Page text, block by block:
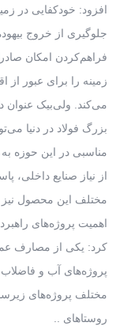
افزود: خودکفایی در
جلوگیری از خروج
فراهم‌کردن امکان
زمینه را برای عبور از
می‌کند. ولی‌بیک عنوان
بزرگ فولاد در دنیا
مناسبی در این حوزه
از نیاز صنایع داخلی،
مختلف این محصول نیز
اهمیت پروژه‌های
کرد: یکی از مصارف
پروژه‌های آب و
مختلف پروژه‌های
روستاهای ..